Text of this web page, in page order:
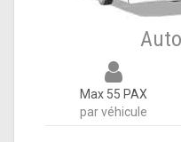
Max 55 PAX
par véhicule